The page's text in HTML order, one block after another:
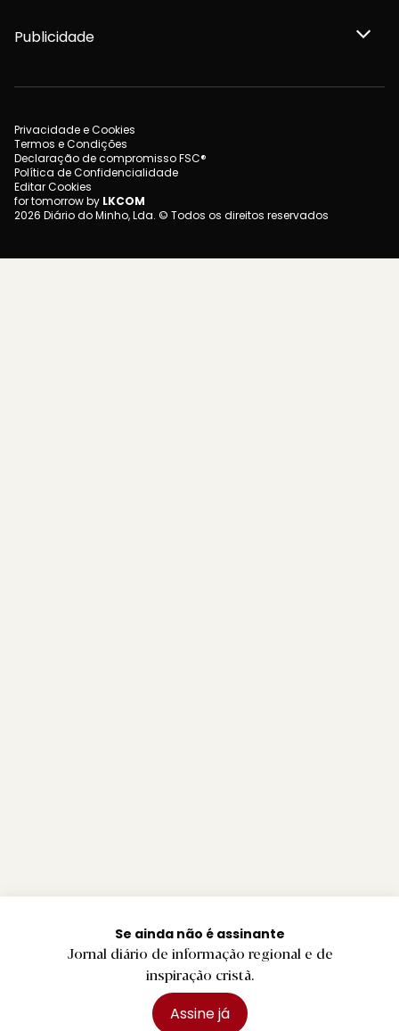
Se ainda não é assinante
Jornal diário de informação regional e de
inspiração cristã.
Assine já
Publicidade
Privacidade e Cookies
Termos e Condições
Declaração de compromisso FSC®
Política de Confidencialidade
Editar Cookies
for tomorrow by LKCOM
2026 Diário do Minho, Lda. © Todos os direitos reservados